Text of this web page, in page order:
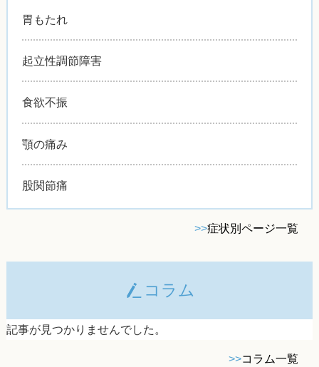
胃もたれ
起立性調節障害
食欲不振
顎の痛み
股関節痛
>>症状別ページ一覧
コラム
記事が見つかりませんでした。
>>コラム一覧